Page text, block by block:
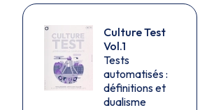
Culture Test
Vol.1
Tests
automatisés :
définitions et
dualisme